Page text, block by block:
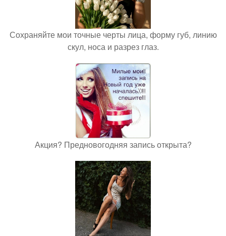
Сохраняйте мои точные черты лица, форму губ, линию
скул, носа и разрез глаз.
Акция? Предновогодняя запись открыта?